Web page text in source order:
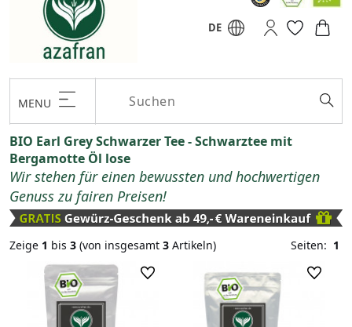
DE
MENU
BIO Earl Grey Schwarzer Tee - Schwarztee mit
Bergamotte Öl lose
Wir stehen für einen bewussten und hochwertigen
Genuss zu fairen Preisen!
Zeige 1 bis 3 (von insgesamt 3 Artikeln) Seiten: 1